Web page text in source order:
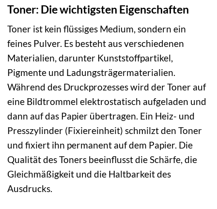
Toner: Die wichtigsten Eigenschaften
Toner ist kein flüssiges Medium, sondern ein
feines Pulver. Es besteht aus verschiedenen
Materialien, darunter Kunststoffpartikel,
Pigmente und Ladungsträgermaterialien.
Während des Druckprozesses wird der Toner auf
eine Bildtrommel elektrostatisch aufgeladen und
dann auf das Papier übertragen. Ein Heiz- und
Presszylinder (Fixiereinheit) schmilzt den Toner
und fixiert ihn permanent auf dem Papier. Die
Qualität des Toners beeinflusst die Schärfe, die
Gleichmäßigkeit und die Haltbarkeit des
Ausdrucks.